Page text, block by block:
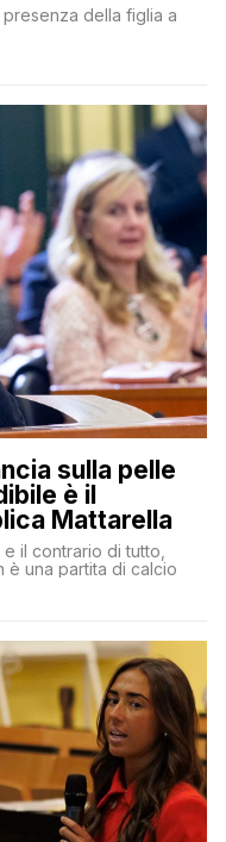
della figlia a
sulla pelle
è il
Mattarella
il contrario di tutto,
è una partita di calcio